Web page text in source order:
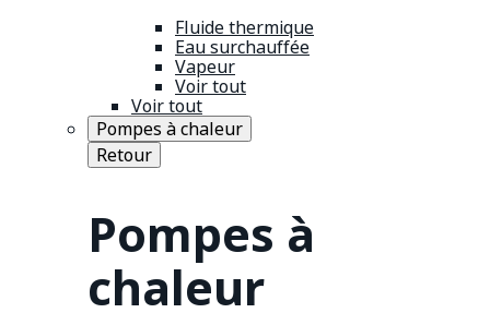
Fluide thermique
Eau surchauffée
Vapeur
Voir tout
Voir tout
Pompes à chaleur
Retour
Pompes à
chaleur